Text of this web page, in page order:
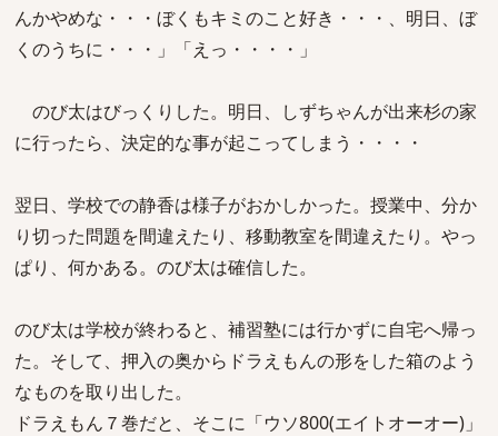
んかやめな・・・ぼくもキミのこと好き・・・、明日、ぼ
くのうちに・・・」「えっ・・・・」
のび太はびっくりした。明日、しずちゃんが出来杉の家
に行ったら、決定的な事が起こってしまう・・・・
翌日、学校での静香は様子がおかしかった。授業中、分か
り切った問題を間違えたり、移動教室を間違えたり。やっ
ぱり、何かある。のび太は確信した。
のび太は学校が終わると、補習塾には行かずに自宅へ帰っ
た。そして、押入の奥からドラえもんの形をした箱のよう
なものを取り出した。
ドラえもん７巻だと、そこに「ウソ800(エイトオーオー)」